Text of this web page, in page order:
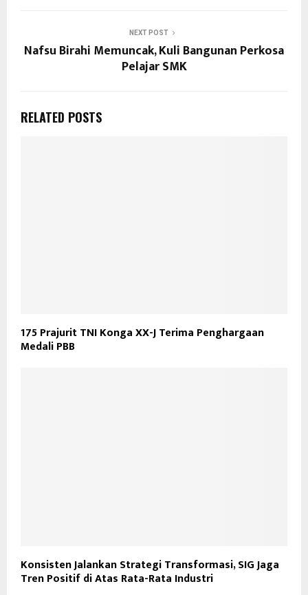
NEXT POST
Nafsu Birahi Memuncak, Kuli Bangunan Perkosa
Pelajar SMK
RELATED POSTS
175 Prajurit TNI Konga XX-J Terima Penghargaan
Medali PBB
Konsisten Jalankan Strategi Transformasi, SIG Jaga
Tren Positif di Atas Rata-Rata Industri